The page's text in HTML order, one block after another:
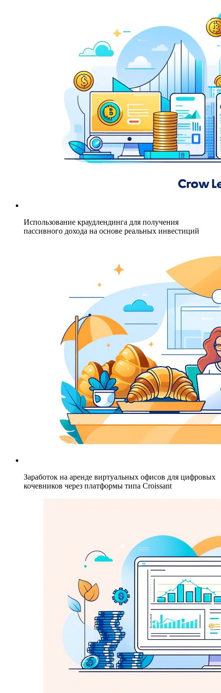
Использование краудлендинга для получения
пассивного дохода на основе реальных инвестиций
Заработок на аренде виртуальных офисов для цифровых
кочевников через платформы типа Croissant